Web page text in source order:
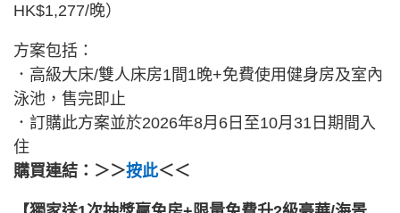
HK$1,277/晚）
方案包括：
．高級大床/雙人床房1間1晚+免費使用健身房及室內
泳池，售完即止
．訂購此方案並於2026年8月6日至10月31日期間入
住
購買連結：＞＞按此＜＜